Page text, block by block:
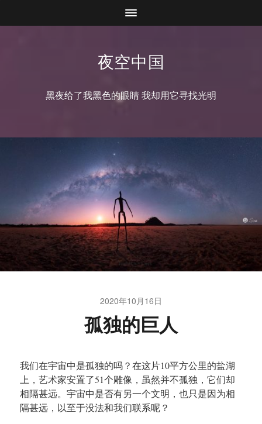
夜空中国
黑夜给了我黑色的眼睛 我却用它寻找光明
2020年10月16日
孤独的巨人
我们在宇宙中是孤独的吗？在这片10平方公里的盐湖
上，艺术家安置了51个雕像，虽然并不孤独，它们却
相隔甚远。宇宙中是否有另一个文明，也只是因为相
隔甚远，以至于没法和我们联系呢？